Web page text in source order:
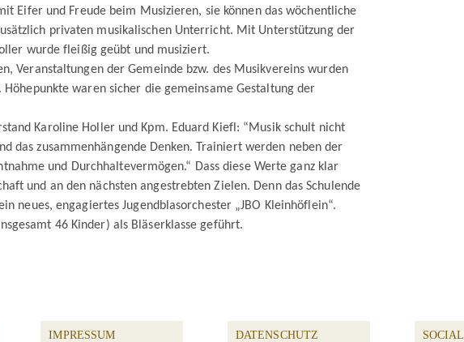
Eifer und Freude beim Musizieren, sie können das wöchentliche
privaten musikalischen Unterricht. Mit Unterstützung der
wurde fleißig geübt und musiziert.
Veranstaltungen der Gemeinde bzw. des Musikvereins wurden
waren sicher die gemeinsame Gestaltung der
Karoline Holler und Kpm. Eduard Kiefl: “Musik schult nicht
das zusammenhängende Denken. Trainiert werden neben der
und Durchhaltevermögen.“ Dass diese Werte ganz klar
und an den nächsten angestrebten Zielen. Denn das Schulende
neues, engagiertes Jugendblasorchester „JBO Kleinhöflein“.
46 Kinder) als Bläserklasse geführt.
IMPRESSUM DATENSCHUTZ